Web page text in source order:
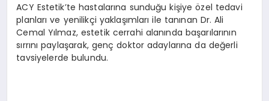
ACY Estetik’te hastalarına sunduğu kişiye özel tedavi
planları ve yenilikçi yaklaşımları ile tanınan Dr. Ali
Cemal Yılmaz, estetik cerrahi alanında başarılarının
sırrını paylaşarak, genç doktor adaylarına da değerli
tavsiyelerde bulundu.